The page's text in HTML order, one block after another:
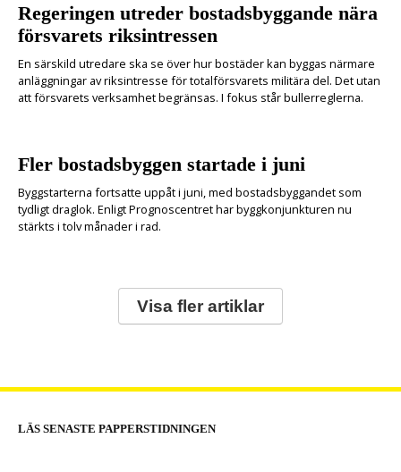
Regeringen utreder bostadsbyggande nära
försvarets riksintressen
En särskild utredare ska se över hur bostäder kan byggas närmare
anläggningar av riksintresse för totalförsvarets militära del. Det utan
att försvarets verksamhet begränsas. I fokus står bullerreglerna.
Fler bostadsbyggen startade i juni
Byggstarterna fortsatte uppåt i juni, med bostadsbyggandet som
tydligt draglok. Enligt Prognoscentret har byggkonjunkturen nu
stärkts i tolv månader i rad.
Visa fler artiklar
LÄS SENASTE PAPPERSTIDNINGEN